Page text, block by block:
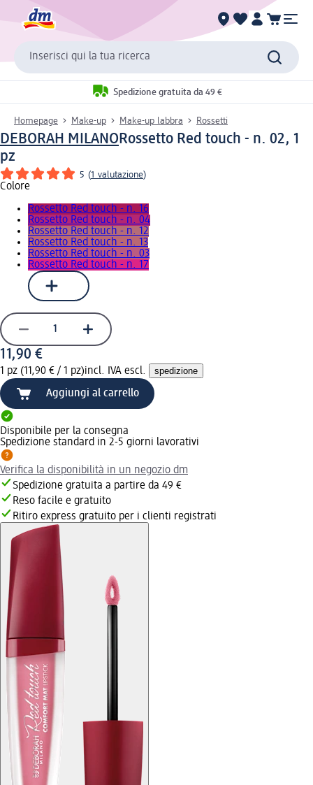
Inserisci qui la tua ricerca
Spedizione gratuita da 49 €
Homepage Make-up Make-up labbra Rossetti
DEBORAH MILANORossetto Red touch - n. 02, 1
pz
5 (1 valutazione)
Colore
Rossetto Red touch - n. 16
Rossetto Red touch - n. 04
Rossetto Red touch - n. 12
Rossetto Red touch - n. 13
Rossetto Red touch - n. 03
Rossetto Red touch - n. 17
11,90 €
1 pz (11,90 € / 1 pz)incl. IVA escl. spedizione
Aggiungi al carrello
Disponibile per la consegna
Spedizione standard in 2-5 giorni lavorativi
Verifica la disponibilità in un negozio dm
Spedizione gratuita a partire da 49 €
Reso facile e gratuito
Ritiro express gratuito per i clienti registrati